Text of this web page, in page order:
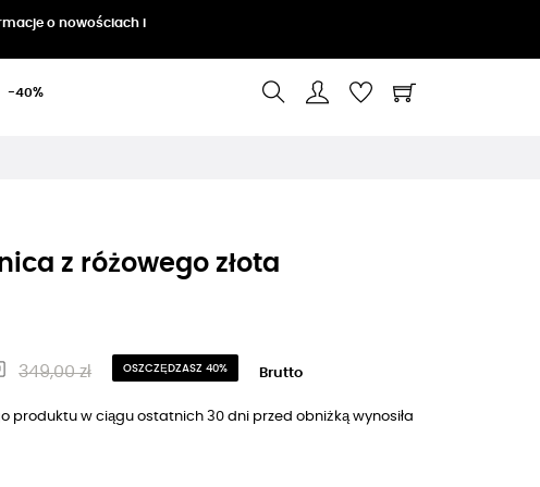
o nowościach i
-40%
z różowego złota
349,00 zł OSZCZĘDZASZ 40% Brutto
produktu w ciągu ostatnich 30 dni przed obniżką wynosiła